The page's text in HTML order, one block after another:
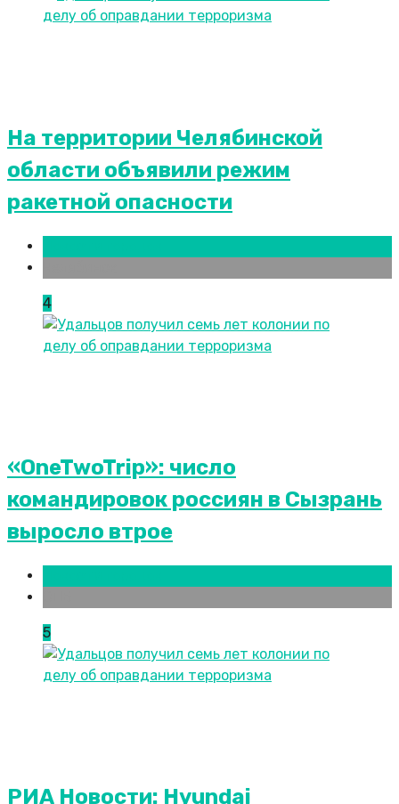
На территории Челябинской
области объявили режим
ракетной опасности
4
«OneTwoTrip»: число
командировок россиян в Сызрань
выросло втрое
5
РИА Новости: Hyundai